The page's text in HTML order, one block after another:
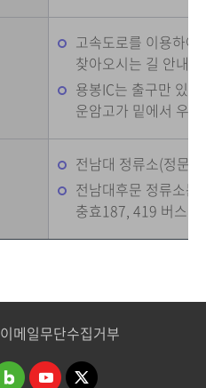
고속도로를 이용하여
찾아오시는 길 안내
용봉IC는 출구만 있
운암고가 밑에서 우
전남대 정류소(정문)
전남대후문 정류소
충효187, 419 버스가
이메일무단수집거부